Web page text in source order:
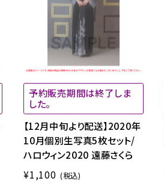
予約販売期間は終了しま
した。
【12月中旬より配送】2020年
10月個別生写真5枚セット/
ハロウィン2020 遠藤さくら
¥1,100 (税込)